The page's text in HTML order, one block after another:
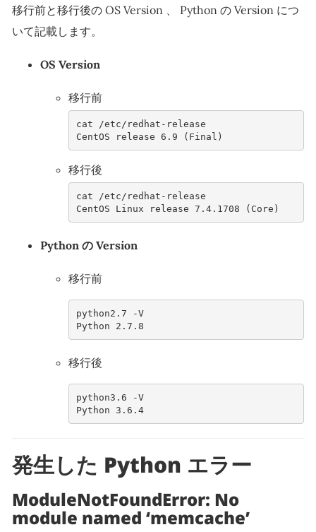
移行前と移行後の OS Version 、 Python の Version につ
いて記載します。
OS Version
移行前
cat /etc/redhat-release
CentOS release 6.9 (Final)
移行後
cat /etc/redhat-release
CentOS Linux release 7.4.1708 (Core)
Python の Version
移行前
python2.7 -V
Python 2.7.8
移行後
python3.6 -V
Python 3.6.4
発生した Python エラー
ModuleNotFoundError: No
module named ‘memcache’